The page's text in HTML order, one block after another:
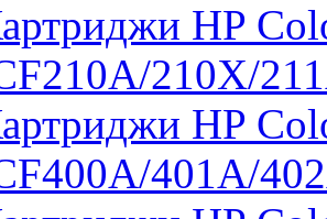
HP
210X/
HP
401A/